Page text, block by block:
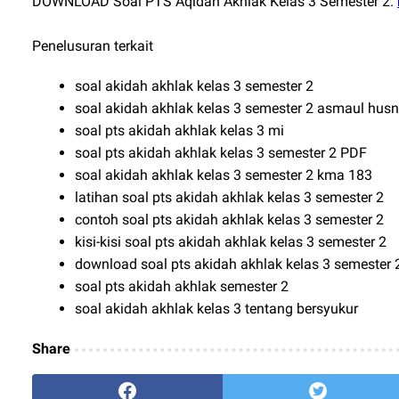
Penelusuran terkait
soal akidah akhlak kelas 3 semester 2
soal akidah akhlak kelas 3 semester 2 asmaul
soal pts akidah akhlak kelas 3 mi
soal pts akidah akhlak kelas 3 semester 2 PDF
soal akidah akhlak kelas 3 semester 2 kma 183
latihan soal pts akidah akhlak kelas 3 semester 2
contoh soal pts akidah akhlak kelas 3 semester 2
kisi-kisi soal pts akidah akhlak kelas 3 semester 2
download soal pts akidah akhlak kelas 3 semester
soal pts akidah akhlak semester 2
soal akidah akhlak kelas 3 tentang bersyukur
Share